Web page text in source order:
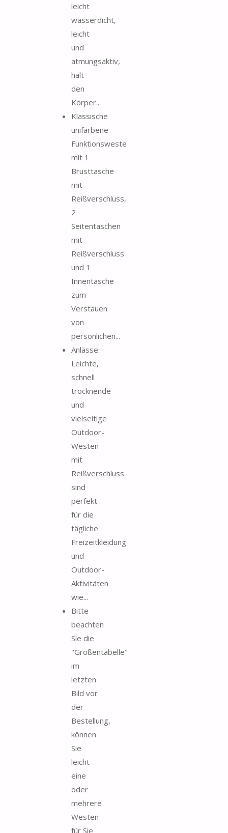
leicht
wasserdicht,
leicht
und
atmungsaktiv,
hält
den
Körper...
Klassische
unifarbene
Funktionsweste
mit 1
Brusttasche
mit
Reißverschluss,
2
Seitentaschen
mit
Reißverschluss
und 1
Innentasche
zum
Verstauen
von
persönlichen...
Anlässe:
Leichte,
schnell
trocknende
und
vielseitige
Outdoor-
Westen
mit
Reißverschluss
sind
perfekt
für die
tägliche
Freizeitkleidung
und
Outdoor-
Aktivitäten
wie...
Bitte
beachten
Sie die
"Größentabelle"
im
letzten
Bild vor
der
Bestellung,
können
Sie
leicht
eine
oder
mehrere
Westen
für Sie